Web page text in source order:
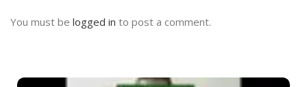
You must be logged in to post a comment.